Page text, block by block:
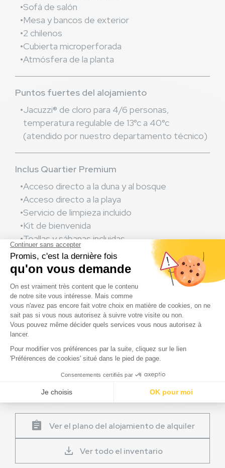
Sofá de salón
Mesa y bancos de exterior
2 chilenos
Cubierta microperforada
Atmósfera de la planta
Puntos fuertes del alojamiento
Jacuzzi® de cloro para 4/6 personas,
temperatura regulable de 13°c a 40°c
(atendido por nuestro departamento técnico)
Inclus Quartier Premium
Acceso directo a la duna y al bosque
Acceso directo a la playa
Servicio de limpieza incluido
Kit de bienvenida
Toallas y sábanas incluidas
WiFi gratuito para 4 dispositivos
TV
Servicios
Más información
No se admiten animales en este alojamiento
de alquiler
Les poubelles sont à amener dans les points
de collecte adaptés
(excepto autocaravana) en tu parcela.
assignment Ver el plano del alojamiento de alquiler
download Ver todo el inventario